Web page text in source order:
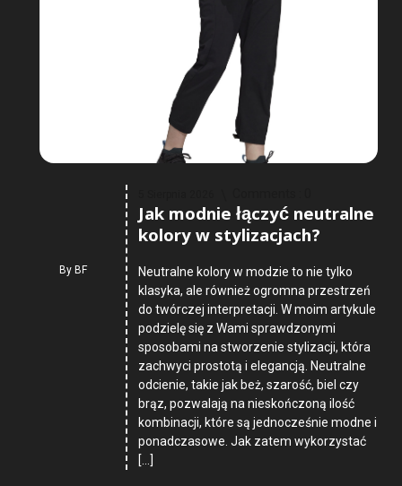
ByBF
Jak modnie łączyć neutralne
kolory w stylizacjach?
Neutralne kolory w modzie to nie tylko
klasyka, ale również ogromna przestrzeń
do twórczej interpretacji. W moim artykule
podzielę się z Wami sprawdzonymi
sposobami na stworzenie stylizacji, która
zachwyci prostotą i elegancją. Neutralne
odcienie, takie jak beż, szarość, biel czy
brąz, pozwalają na nieskończoną ilość
kombinacji, które są jednocześnie modne i
ponadczasowe. Jak zatem wykorzystać
[…]